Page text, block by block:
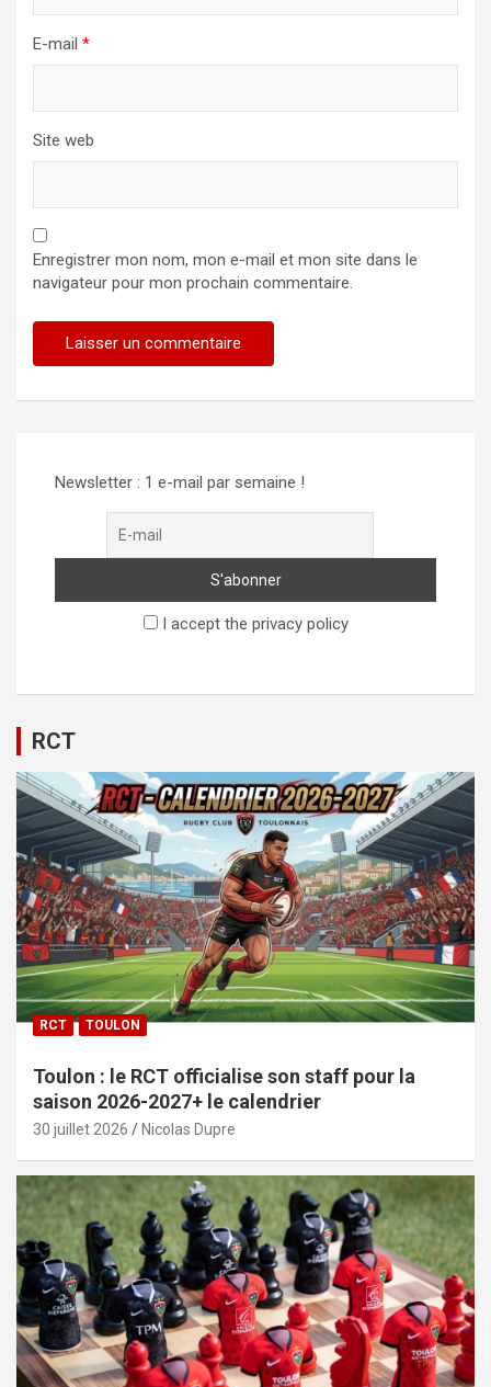
E-mail *
Site web
Enregistrer mon nom, mon e-mail et mon site dans le
navigateur pour mon prochain commentaire.
Newsletter : 1 e-mail par semaine !
I accept the privacy policy
RCT
RCT TOULON
Toulon : le RCT officialise son staff pour la
saison 2026-2027+ le calendrier
30 juillet 2026 Nicolas Dupre